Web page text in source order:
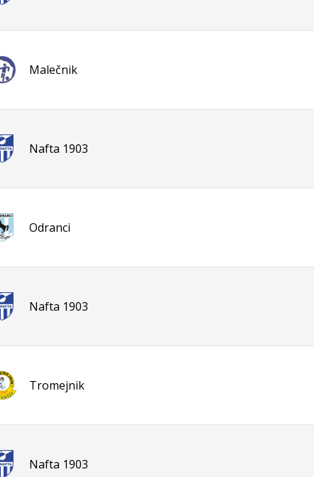
Malečnik
Nafta 1903
Odranci
Nafta 1903
Tromejnik
Nafta 1903